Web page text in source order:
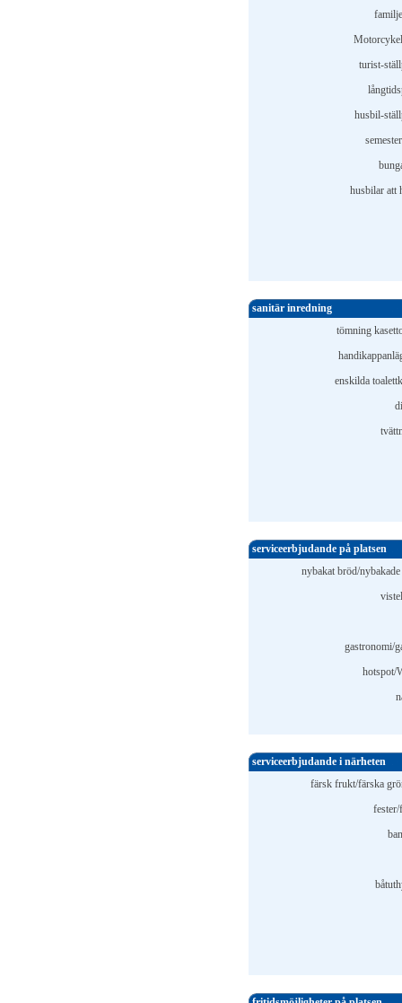
turist-
husbil-
husbilar att
sanitär inredning
tömning
enskilda
serviceerbjudande på platsen
nybakat bröd/
gastronomi/
hotspot/
serviceerbjudande i närheten
färsk frukt/färska